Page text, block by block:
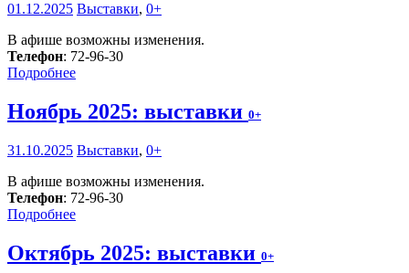
01.12.2025 Выставки, 0+
В афише возможны изменения.
Телефон: 72-96-30
Подробнее
Ноябрь 2025: выставки 0+
31.10.2025 Выставки, 0+
В афише возможны изменения.
Телефон: 72-96-30
Подробнее
Октябрь 2025: выставки 0+